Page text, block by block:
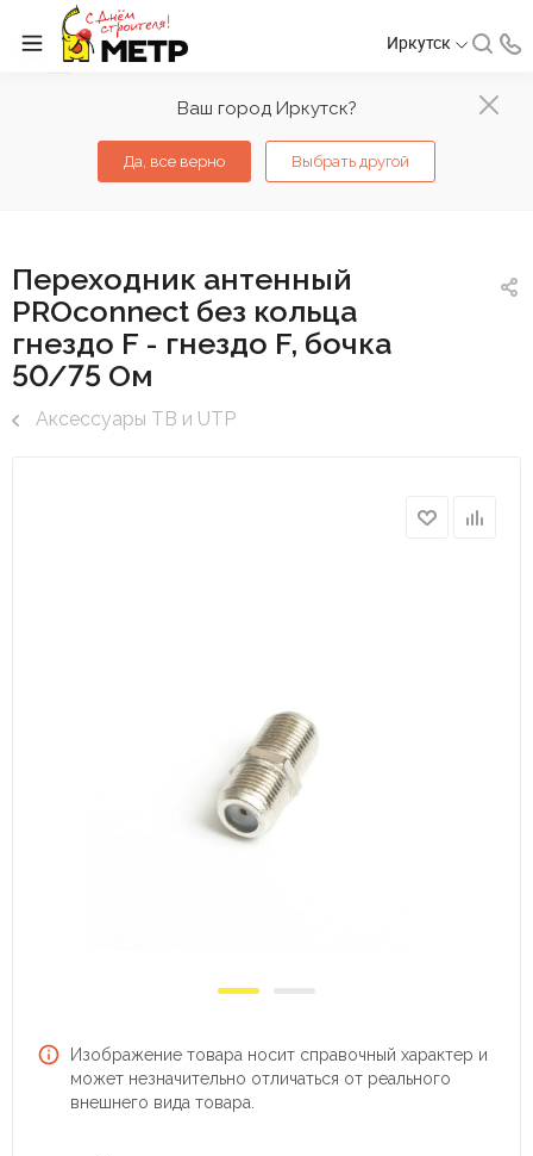
Ваш город Иркутск?
Да, все верно Выбрать другой
Иркутск
Переходник антенный
PROconnect без кольца
гнездо F - гнездо F, бочка
50/75 Ом
Аксессуары ТВ и UTP
Изображение товара носит справочный характер и
может незначительно отличаться от реального
внешнего вида товара.